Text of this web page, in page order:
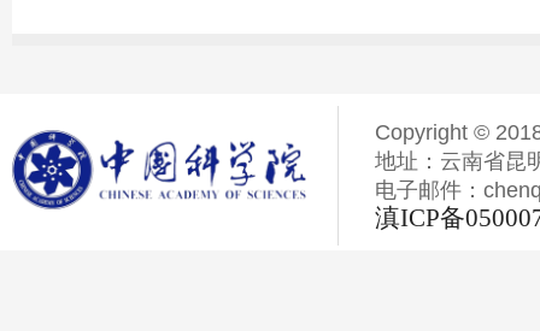
Copyright ©
地址：云南省昆
电子邮件：
滇ICP备